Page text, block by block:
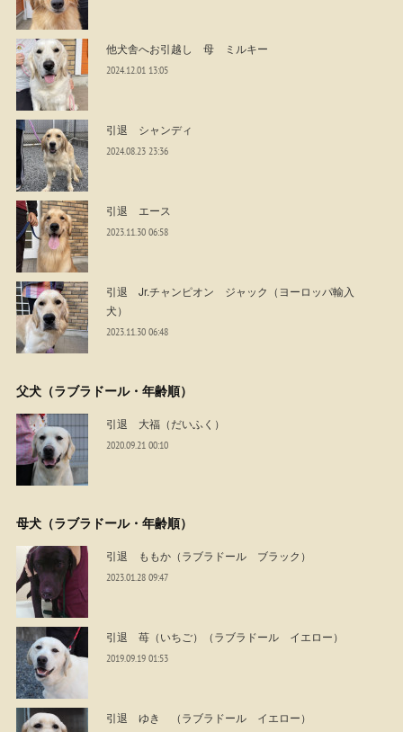
他犬舎へお引越し 母 ミルキー
2024.12.01 13:05
引退 シャンディ
2024.08.23 23:36
引退 エース
2023.11.30 06:58
引退 Jr.チャンピオン ジャック（ヨーロッパ輸入
犬）
2023.11.30 06:48
父犬（ラブラドール・年齢順）
引退 大福（だいふく）
2020.09.21 00:10
母犬（ラブラドール・年齢順）
引退 ももか（ラブラドール ブラック）
2023.01.28 09:47
引退 苺（いちご）（ラブラドール イエロー）
2019.09.19 01:53
引退 ゆき （ラブラドール イエロー）